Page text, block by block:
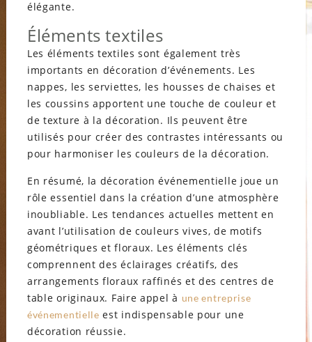
élégante.
Éléments textiles
Les éléments textiles sont également très
importants en décoration d’événements. Les
nappes, les serviettes, les housses de chaises et
les coussins apportent une touche de couleur et
de texture à la décoration. Ils peuvent être
utilisés pour créer des contrastes intéressants ou
pour harmoniser les couleurs de la décoration.
En résumé, la décoration événementielle joue un
rôle essentiel dans la création d’une atmosphère
inoubliable. Les tendances actuelles mettent en
avant l’utilisation de couleurs vives, de motifs
géométriques et floraux. Les éléments clés
comprennent des éclairages créatifs, des
arrangements floraux raffinés et des centres de
table originaux. Faire appel à une entreprise
événementielle est indispensable pour une
décoration réussie.